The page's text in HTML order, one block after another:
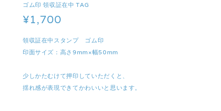
ゴム印 領収証在中 TAG
¥1,700
領収証在中スタンプ ゴム印
印面サイズ：高さ9mm×幅50mm
少しかたむけて押印していただくと、
揺れ感が表現できてかわいいと思います。